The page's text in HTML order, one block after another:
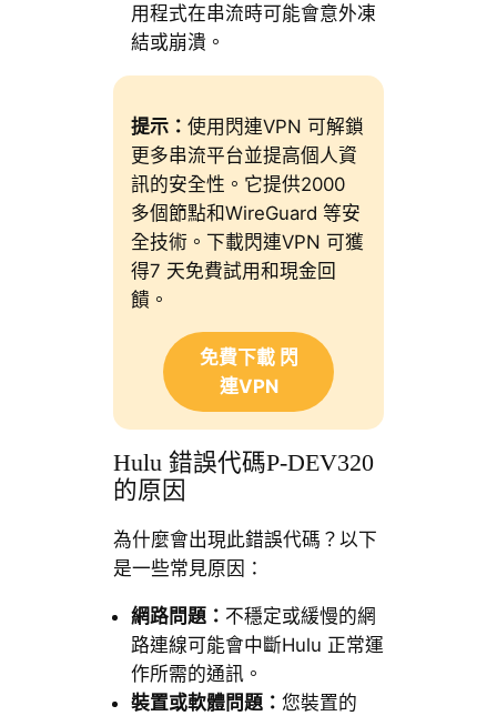
用程式在串流時可能會意外凍
結或崩潰。
提示： 使用閃連VPN 可解鎖
更多串流平台並提高個人資
訊的安全性。它提供2000
多個節點和WireGuard 等安
全技術。下載閃連VPN 可獲
得7 天免費試用和現金回
饋。
免費下載 閃
連VPN
Hulu 錯誤代碼P-DEV320
的原因
為什麼會出現此錯誤代碼？以下
是一些常見原因：
網路問題： 不穩定或緩慢的網
路連線可能會中斷Hulu 正常運
作所需的通訊。
裝置或軟體問題： 您裝置的